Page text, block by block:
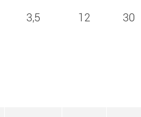
3,5 12 30